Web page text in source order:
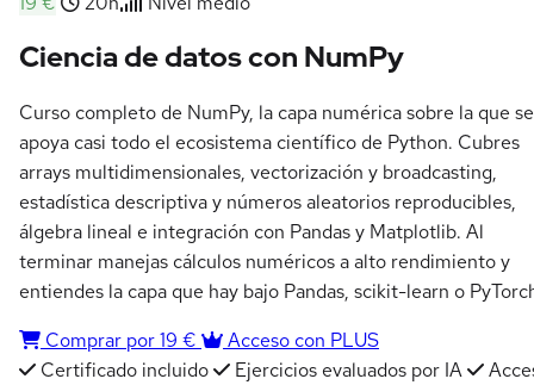
Ciencia de datos con NumPy
Curso completo de NumPy, la capa numérica sobre la que se
apoya casi todo el ecosistema científico de Python. Cubres
arrays multidimensionales, vectorización y broadcasting,
estadística descriptiva y números aleatorios reproducibles,
álgebra lineal e integración con Pandas y Matplotlib. Al
terminar manejas cálculos numéricos a alto rendimiento y
entiendes la capa que hay bajo Pandas, scikit-learn o
Comprar por 19 €
Acceso con PLUS
Certificado incluido
Ejercicios evaluados por IA